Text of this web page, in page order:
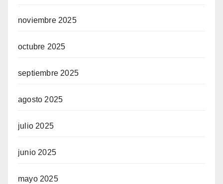
noviembre 2025
octubre 2025
septiembre 2025
agosto 2025
julio 2025
junio 2025
mayo 2025